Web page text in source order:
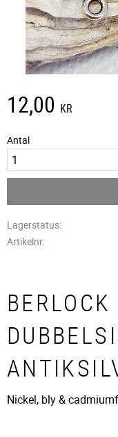
12,00 KR
Antal
Lagerstatus
Artikelnr
Nickel, bly &